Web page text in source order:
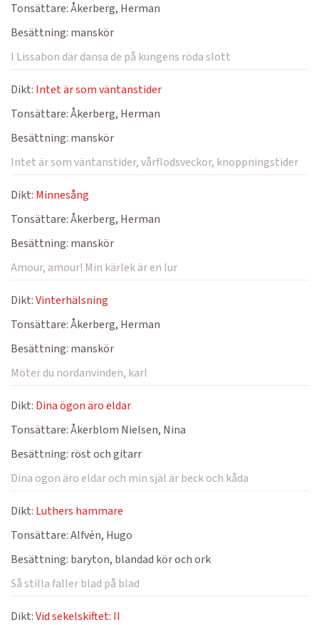
Tonsättare:Åkerberg, Herman
Besättning: manskör
I Lissabon där dansa de på kungens röda slott
Dikt: Intet är som väntanstider
Tonsättare:Åkerberg, Herman
Besättning: manskör
Intet är som väntanstider, vårflodsveckor, knoppningstider
Dikt: Minnesång
Tonsättare:Åkerberg, Herman
Besättning: manskör
Amour, amour! Min kärlek är en lur
Dikt:Vinterhälsning
Tonsättare:Åkerberg, Herman
Besättning: manskör
Möter du nordanvinden, karl
Dikt: Dina ögon äro eldar
Tonsättare:Åkerblom Nielsen, Nina
Besättning: röst och gitarr
Dina ögon äro eldar och min själ är beck och kåda
Dikt: Luthers hammare
Tonsättare:Alfvén, Hugo
Besättning: baryton, blandad kör och ork
Så stilla faller blad på blad
Dikt:Vid sekelskiftet: II